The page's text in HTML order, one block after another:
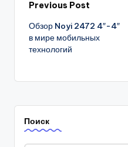
Post
navigation
Previous Post
Обзор Noyi 2472 4″-4″
в мире мобильных
технологий
Поиск